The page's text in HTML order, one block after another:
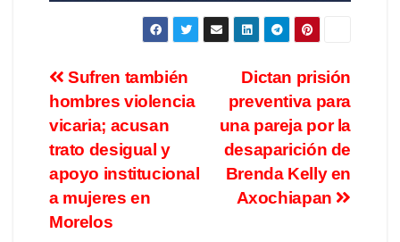
Dictan prisión
preventiva para
una pareja por la
desaparición de
Brenda Kelly en
Axochiapan
Sufren también
hombres violencia
vicaria; acusan
trato desigual y
apoyo institucional
a mujeres en
Morelos